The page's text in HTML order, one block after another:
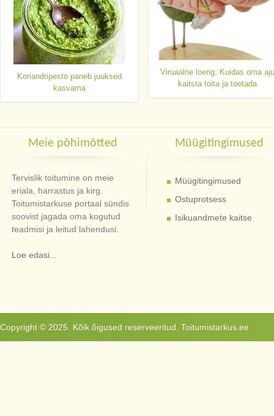
Koriandripesto paneb juuksed
kasvama
Viruaalne loeng: Kuidas oma aju
kaitsta toita ja toetada
Meie põhimõtted
Tervislik toitumine on meie
eriala, harrastus ja kirg.
Toitumistarkuse portaal sündis
soovist jagada oma kogutud
teadmisi ja leitud lahendusi.
Loe edasi...
Müügitingimused
Müügitingimused
Ostuprotsess
Isikuandmete kaitse
Copyright © 2025. Kõik õigused reserveeritud. Toitumistarkus.ee